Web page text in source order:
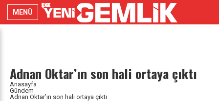
MENÜ
Adnan Oktar’ın son hali ortaya çıktı
Anasayfa
Gündem
Adnan Oktar’ın son hali ortaya çıktı